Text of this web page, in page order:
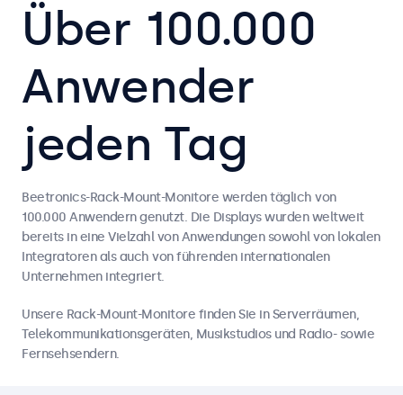
Über 100.000
Anwender
jeden Tag
Beetronics-Rack-Mount-Monitore werden täglich von
100.000 Anwendern genutzt. Die Displays wurden weltweit
bereits in eine Vielzahl von Anwendungen sowohl von lokalen
Integratoren als auch von führenden internationalen
Unternehmen integriert.
Unsere Rack-Mount-Monitore finden Sie in Serverräumen,
Telekommunikationsgeräten, Musikstudios und Radio- sowie
Fernsehsendern.